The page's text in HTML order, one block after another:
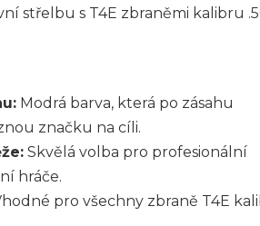
střelbu s T4E zbraněmi kalibru
Modrá barva, která po zásahu
značku na cíli.
Skvělá volba pro profesionální
hráče.
pro všechny zbraně T4E